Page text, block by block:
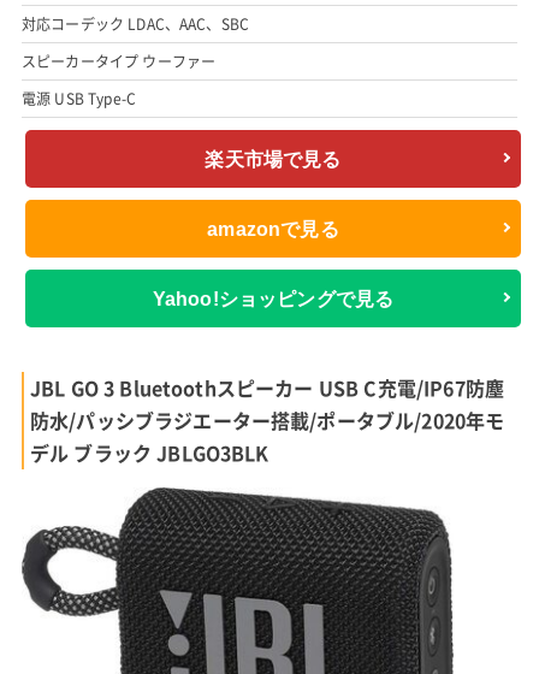
対応コーデック LDAC、AAC、SBC
スピーカータイプ ウーファー
電源 USB Type-C
楽天市場で見る
amazonで見る
Yahoo!ショッピングで見る
JBL GO 3 Bluetoothスピーカー USB C充電/IP67防塵
防水/パッシブラジエーター搭載/ポータブル/2020年モ
デル ブラック JBLGO3BLK